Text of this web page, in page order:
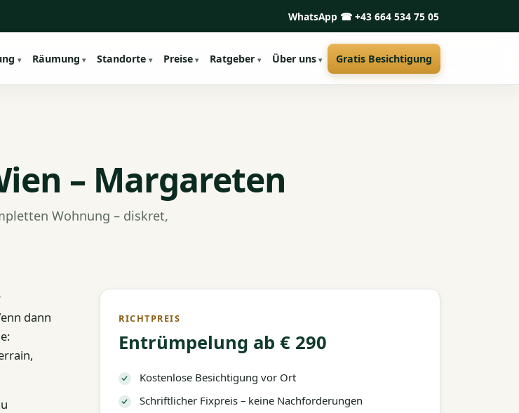
WhatsApp ☎ +43 664 534 75 05
Räumung Standorte Preise Ratgeber Über uns Gratis Besichtigung
– Margareten
Wohnung – diskret,
dann
RICHTPREIS
Entrümpelung ab € 290
Kostenlose Besichtigung vor Ort
Schriftlicher Fixpreis – keine Nachforderungen